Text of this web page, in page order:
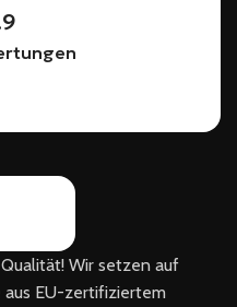
Wir setzen auf
aus EU-zertifiziertem